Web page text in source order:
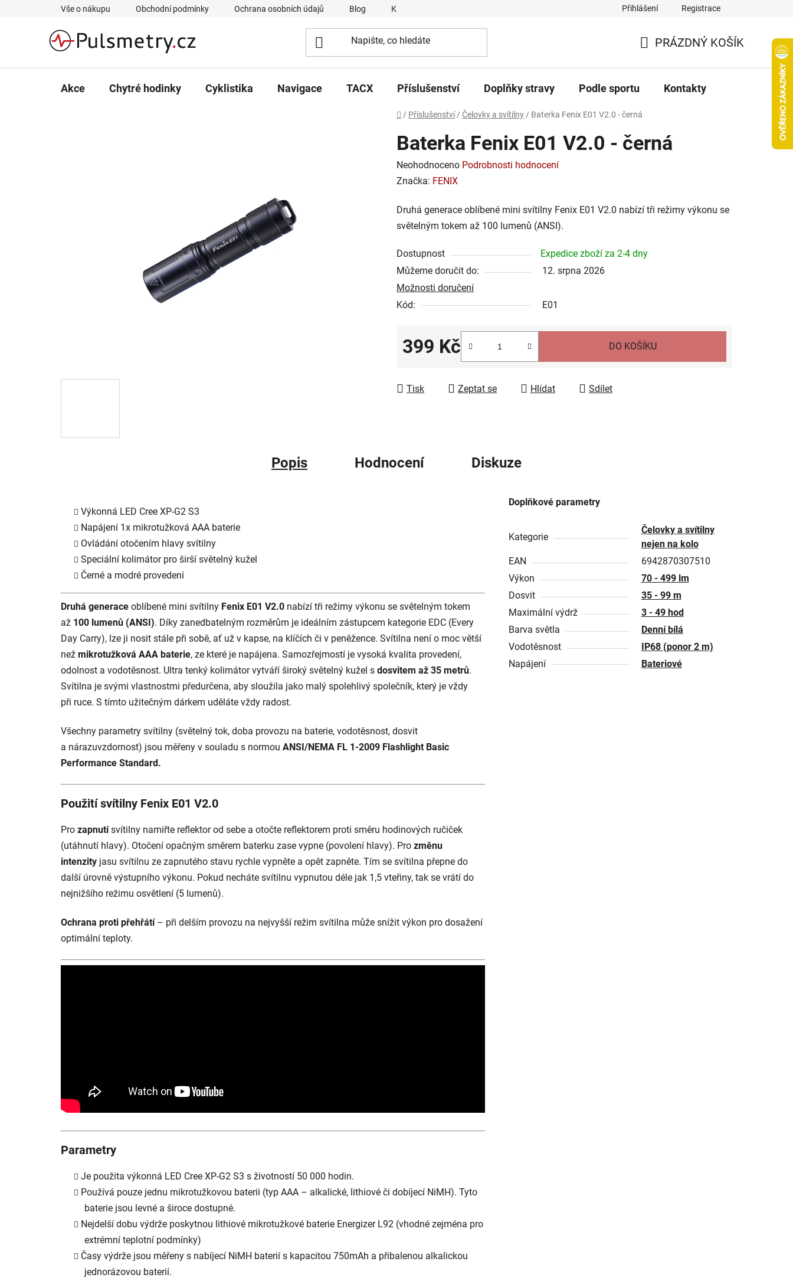
Vše o nákupu Obchodní podmínky Ochrana osobních údajů Blog Kontakty Přihlášení Registrace
KOŠÍK
PRÁZDNÝ KOŠÍK
Akce Chytré hodinky Cyklistika Navigace TACX Příslušenství Doplňky stravy Podle sportu Kontakty
Domů
/ Příslušenství / Čelovky a svítilny / Baterka Fenix E01 V2.0 - černá
Baterka Fenix E01 V2.0 - černá
Průměrné
hodnocení
je
0,0
5
hvězdiček.
Neohodnoceno Podrobnosti hodnocení
Značka: FENIX
Druhá generace oblíbené mini svítilny Fenix E01 V2.0 nabízí tři režimy výkonu se
světelným tokem až 100 lumenů (ANSI).
Dostupnost
Expedice zboží za 2-4 dny
Můžeme doručit do:
12. srpna 2026
Možnosti doručení
Kód:
E01
399 Kč DO KOŠÍKU
Tisk Zeptat se Hlídat Sdílet
Popis Hodnocení Diskuze
Výkonná LED Cree XP-G2 S3
Napájení 1x mikrotužková AAA baterie
Ovládání otočením hlavy svítilny
Speciální kolimátor pro širší světelný kužel
Černé a modré provedení
Druhá generace oblíbené mini svítilny Fenix E01 V2.0 nabízí tři režimy výkonu se světelným tokem
až 100 lumenů (ANSI). Díky zanedbatelným rozměrům je ideálním zástupcem kategorie EDC (Every
Day Carry), lze ji nosit stále při sobě, ať už v kapse, na klíčích či v peněžence. Svítilna není o moc větší
než mikrotužková AAA baterie, ze které je napájena. Samozřejmostí je vysoká kvalita provedení,
odolnost a vodotěsnost. Ultra tenký kolimátor vytváří široký světelný kužel s dosvitem až 35 metrů.
Svítilna je svými vlastnostmi předurčena, aby sloužila jako malý spolehlivý společník, který je vždy
při ruce. S tímto užitečným dárkem uděláte vždy radost.
Všechny parametry svítilny (světelný tok, doba provozu na baterie, vodotěsnost, dosvit
a nárazuvzdornost) jsou měřeny v souladu s normou ANSI/NEMA FL 1-2009 Flashlight Basic
Performance Standard.
Použití svítilny Fenix E01 V2.0
Pro zapnutí svítilny namiřte reflektor od sebe a otočte reflektorem proti směru hodinových ručiček
(utáhnutí hlavy). Otočení opačným směrem baterku zase vypne (povolení hlavy). Pro změnu
intenzity jasu svítilnu ze zapnutého stavu rychle vypněte a opět zapněte. Tím se svítilna přepne do
další úrovně výstupního výkonu. Pokud necháte svítilnu vypnutou déle jak 1,5 vteřiny, tak se vrátí do
nejnižšího režimu osvětlení (5 lumenů).
Ochrana proti přehřátí – při delším provozu na nejvyšší režim svítilna může snížit výkon pro dosažení
optimální teploty.
Parametry
Je použita výkonná LED Cree XP-G2 S3 s životností 50 000 hodin.
Používá pouze jednu mikrotužkovou baterii (typ AAA – alkalické, lithiové či dobíjecí NiMH). Tyto
baterie jsou levné a široce dostupné.
Nejdelší dobu výdrže poskytnou lithiové mikrotužkové baterie Energizer L92 (vhodné zejména pro
extrémní teplotní podmínky)
Časy výdrže jsou měřeny s nabíjecí NiMH baterií s kapacitou 750mAh a přibalenou alkalickou
jednorázovou baterií.
Doplňkové parametry
Kategorie
Čelovky a svítilny
nejen na kolo
EAN
6942870307510
Výkon
70 - 499 lm
Dosvit
35 - 99 m
Maximální výdrž
3 - 49 hod
Barva světla
Denní bílá
Vodotěsnost
IP68 (ponor 2 m)
Napájení
Bateriové